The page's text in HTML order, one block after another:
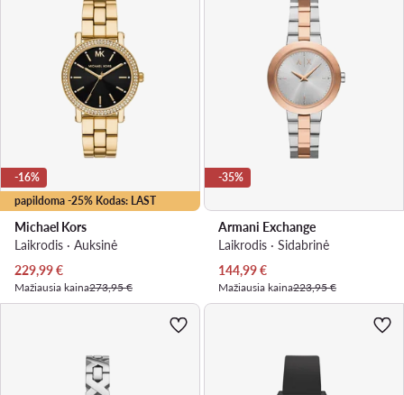
papildoma -25% Kodas: LAST
-16%
Michael Kors
Laikrodis · Auksinė
Dabartinė kaina
229,99€
Mažiausia kaina273,95 €
-35%
Armani Exchange
Laikrodis · Sidabrinė
Dabartinė kaina
144,99€
Mažiausia kaina223,95 €